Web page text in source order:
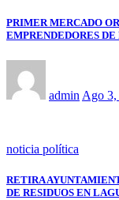
PRIMER MERCADO
EMPRENDEDORES
admin Ago 3,
noticia política
RETIRA
DE RESIDUOS EN